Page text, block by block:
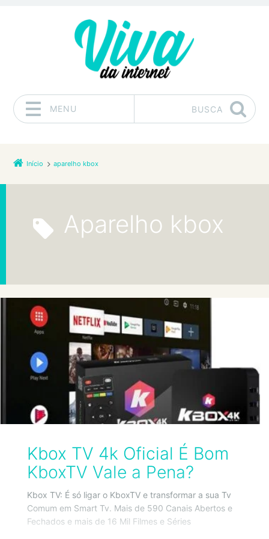
MENU BUSCA
Início aparelho kbox
aparelho kbox
Kbox TV 4k Oficial É Bom
KboxTV Vale a Pena?
Kbox TV: É só ligar o KboxTV e transformar a sua Tv
Comum em Smart Tv. Mais de 590 Canais Abertos e
Fechados e mais de 16 Mil Filmes e Séries